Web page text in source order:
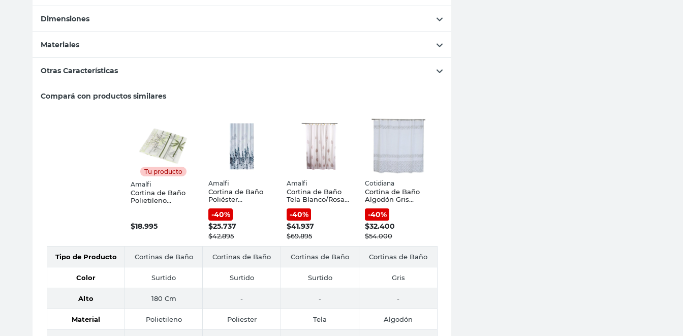
Dimensiones
Materiales
Otras Características
Compará con productos similares
Tu producto
Amalfi
Cortina de Baño
Polietileno
$18.995
Amalfi
Cortina de Baño
Poliéster
Blanco/Azul
180x180 Cm Amalfi
-40%
$25.737
$42.895
Amalfi
Cortina de Baño
Tela Blanco/Rosa
Bordado Amalfi
-40%
$41.937
$69.895
Cotidiana
Cortina de Baño
Algodón Gris
180x180 Cm
Estampado
Cotidiana
-40%
$32.400
$54.000
Tipo de Producto Cortinas de Baño Cortinas de Baño Cortinas de Baño Cortinas de Baño
Color Surtido Surtido Surtido Gris
Alto 180 Cm - - -
Material Polietileno Poliester Tela Algodón